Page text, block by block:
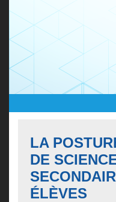
LA
DE
ÉLÈVES